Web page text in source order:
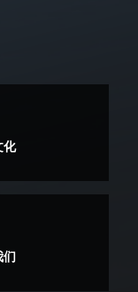
材，根据设备安装
化
们